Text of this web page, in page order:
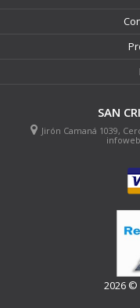
SAN
Jirón Camaná 1039,
2026 ©